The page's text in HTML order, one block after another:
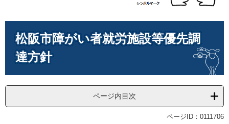
松阪市障がい者就労施設等優先調
達方針
ページ内目次
ページID：0111706